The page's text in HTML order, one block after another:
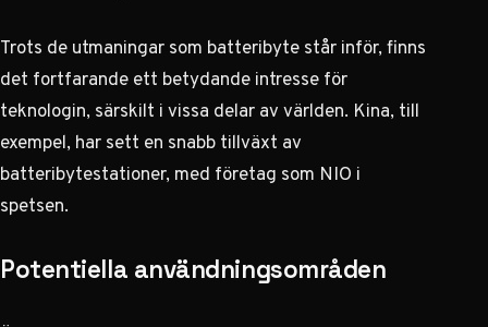
Trots de utmaningar som batteribyte står inför, finns
det fortfarande ett betydande intresse för
teknologin, särskilt i vissa delar av världen. Kina, till
exempel, har sett en snabb tillväxt av
batteribytestationer, med företag som NIO i
spetsen.
Potentiella användningsområden